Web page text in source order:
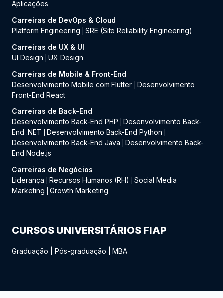
Aplicações
Carreiras de DevOps & Cloud
Platform Engineering
SRE (Site Reliability Engineering)
Carreiras de UX & UI
UI Design
UX Design
Carreiras de Mobile & Front-End
Desenvolvimento Mobile com Flutter
Desenvolvimento
Front-End React
Carreiras de Back-End
Desenvolvimento Back-End PHP
Desenvolvimento Back-
End .NET
Desenvolvimento Back-End Python
Desenvolvimento Back-End Java
Desenvolvimento Back-
End Node.js
Carreiras de Negócios
Liderança
Recursos Humanos (RH)
Social Media
Marketing
Growth Marketing
CURSOS UNIVERSITÁRIOS FIAP
Graduação Pós-graduação MBA